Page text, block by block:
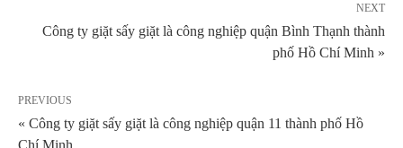
NEXT
Công ty giặt sấy giặt là công nghiệp quận Bình Thạnh thành
phố Hồ Chí Minh »
PREVIOUS
« Công ty giặt sấy giặt là công nghiệp quận 11 thành phố Hồ
Chí Minh